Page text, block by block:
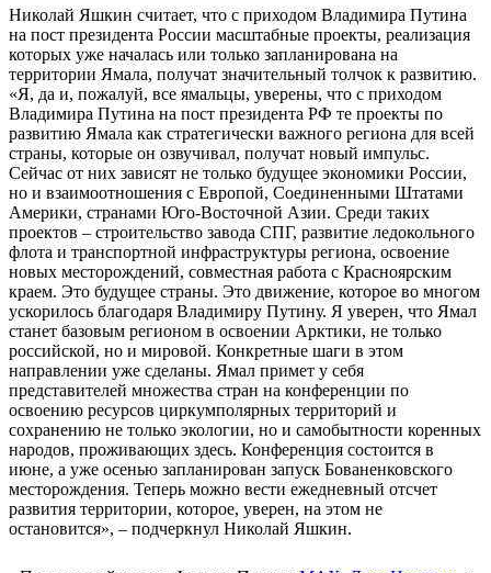
кампания, в какой обстановке она проходила, как внутри
страны, так и на международном уровне, показывает, что
отношение людей изменилось. Об этом говорил и Владимир
Владимирович (Путин – прим. ред.), что мы переходим на
новый этап развития. Мне кажется, что многое изменится и в
политической системе. Будут приняты те проекты законов, в
Федеральном Собрании и в Совете Федерации, которые дадут
возможность развиваться политической системе. Это касается
и экономической системы. Показательно, что люди получили
возможность посмотреть по-другому и на представителей
бизнеса. Я имею в виду Михаила Прохорова», – полагает
зампред заксобрания ЯНАО.
Рассуждая о законопроекте, предполагающем возвращение
прямых выборов глав регионов, Николай Николаевич
сообщил, что считает данную идею правильной. «Это дает
возможность самим людям выбирать, во-первых, того, кого
они считают нужным, а во-вторых, отвечать впоследствии за
свой выбор. Чувство ответственности подтолкнет граждан
помогать руководству региона, активнее участвовать в
происходящих процессах. Это также накладывает
колоссальную ответственность на самих губернаторов – им
придется отвечать перед людьми, а не только перед
руководством страны, – полагает депутат. – Применительно к
нашей территории, я считаю, что у Дмитрия Кобылкина за два
года накоплен колоссальный авторитет. И я думаю, что во
многом именно он сделал весомый вклад в достижение